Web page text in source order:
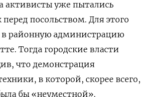
активисты уже пытались
посольством. Для этого
в районную администрацию
Тогда городские власти
что демонстрация
в которой, скорее всего,
бы «неуместной».